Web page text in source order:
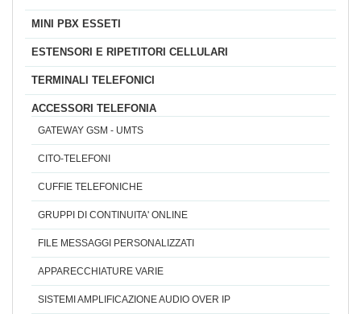
MINI PBX ESSETI
ESTENSORI E RIPETITORI CELLULARI
TERMINALI TELEFONICI
ACCESSORI TELEFONIA
GATEWAY GSM - UMTS
CITO-TELEFONI
CUFFIE TELEFONICHE
GRUPPI DI CONTINUITA' ONLINE
FILE MESSAGGI PERSONALIZZATI
APPARECCHIATURE VARIE
SISTEMI AMPLIFICAZIONE AUDIO OVER IP